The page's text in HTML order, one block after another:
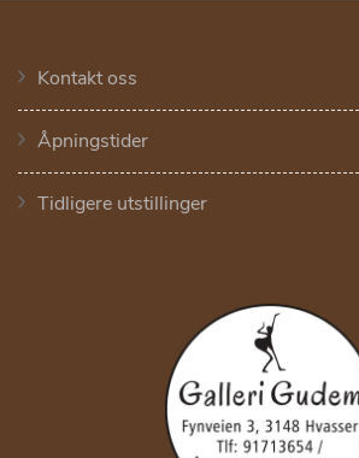
Kontakt oss
Åpningstider
Tidligere utstillinger